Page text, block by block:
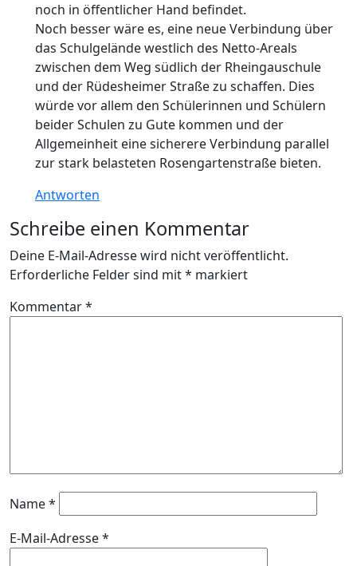
noch in öffentlicher Hand befindet.
Noch besser wäre es, eine neue Verbindung über
das Schulgelände westlich des Netto-Areals
zwischen dem Weg südlich der Rheingauschule
und der Rüdesheimer Straße zu schaffen. Dies
würde vor allem den Schülerinnen und Schülern
beider Schulen zu Gute kommen und der
Allgemeinheit eine sicherere Verbindung parallel
zur stark belasteten Rosengartenstraße bieten.
Antworten
Schreibe einen Kommentar
Deine E-Mail-Adresse wird nicht veröffentlicht.
Erforderliche Felder sind mit* markiert
Kommentar*
Name*
E-Mail-Adresse*